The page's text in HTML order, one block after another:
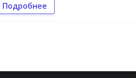
Подробнее